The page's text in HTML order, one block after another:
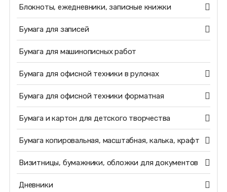
Блокноты, ежедневники, записные книжки
Бумага для записей
Бумага для машинописных работ
Бумага для офисной техники в рулонах
Бумага для офисной техники форматная
Бумага и картон для детского творчества
Бумага копировальная, масштабная, калька, крафт
Визитницы, бумажники, обложки для документов
Дневники